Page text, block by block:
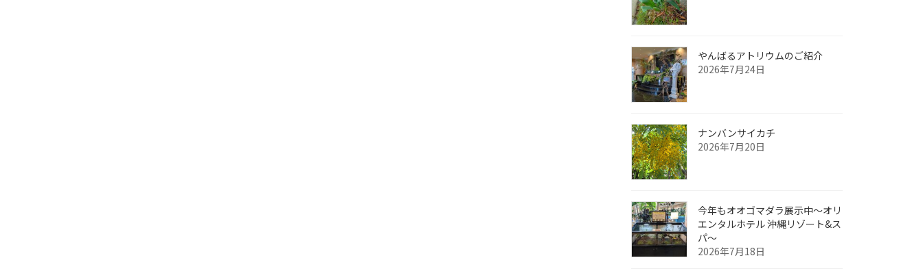
やんばるアトリウムのご紹介
2026年7月24日
ナンバンサイカチ
2026年7月20日
今年もオオゴマダラ展示中～オリ
エンタルホテル 沖縄リゾート&ス
パ～
2026年7月18日